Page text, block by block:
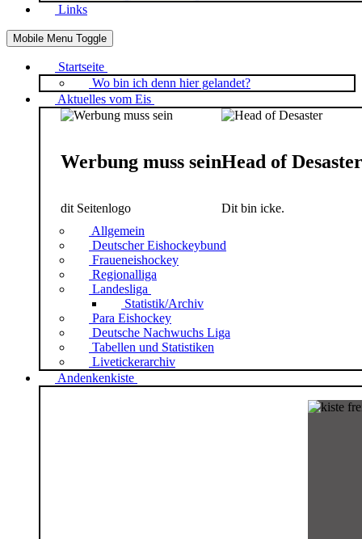
Links
Mobile Menu Toggle
Startseite
Wo bin ich denn hier gelandet?
Aktuelles vom Eis
Werbung muss sein
dit Seitenlogo
Head of Desaster
Dit bin icke.
Allgemein
Deutscher Eishockeybund
Fraueneishockey
Regionalliga
Landesliga
Statistik/Archiv
Para Eishockey
Deutsche Nachwuchs Liga
Tabellen und Statistiken
Livetickerarchiv
Andenkenkiste